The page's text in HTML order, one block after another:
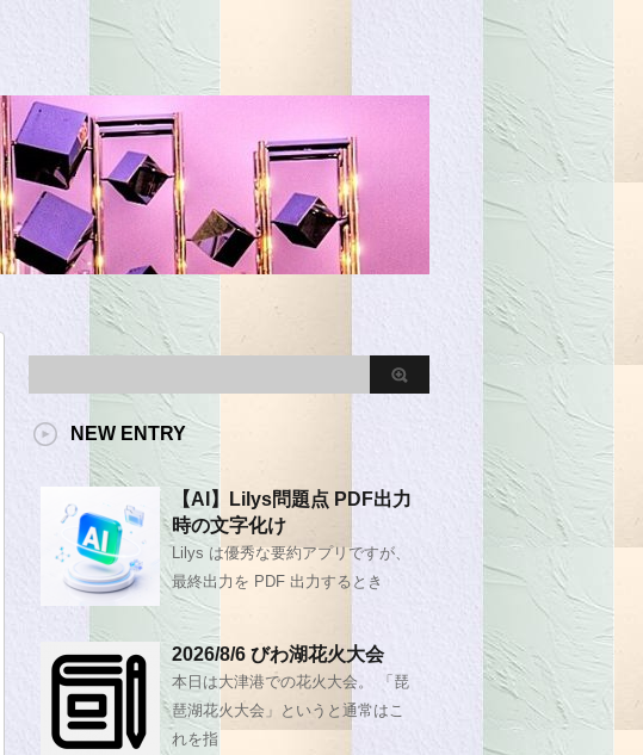
NEW ENTRY
【AI】Lilys問題点 PDF出力
時の文字化け
Lilys は優秀な要約アプリですが、
最終出力を PDF 出力するとき
2026/8/6 びわ湖花火大会
本日は大津港での花火大会。 「琵
琶湖花火大会」というと通常はこ
れを指